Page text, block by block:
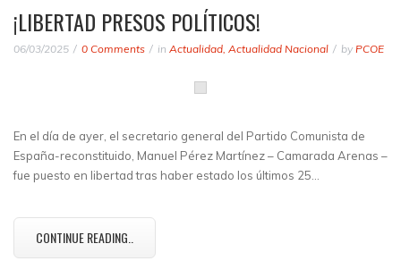
¡LIBERTAD PRESOS POLÍTICOS!
06/03/2025 0 Comments in Actualidad Actualidad Nacional by PCOE
En el día de ayer, el secretario general del Partido Comunista de
España-reconstituido, Manuel Pérez Martínez – Camarada Arenas –
fue puesto en libertad tras haber estado los últimos 25…
CONTINUE READING..